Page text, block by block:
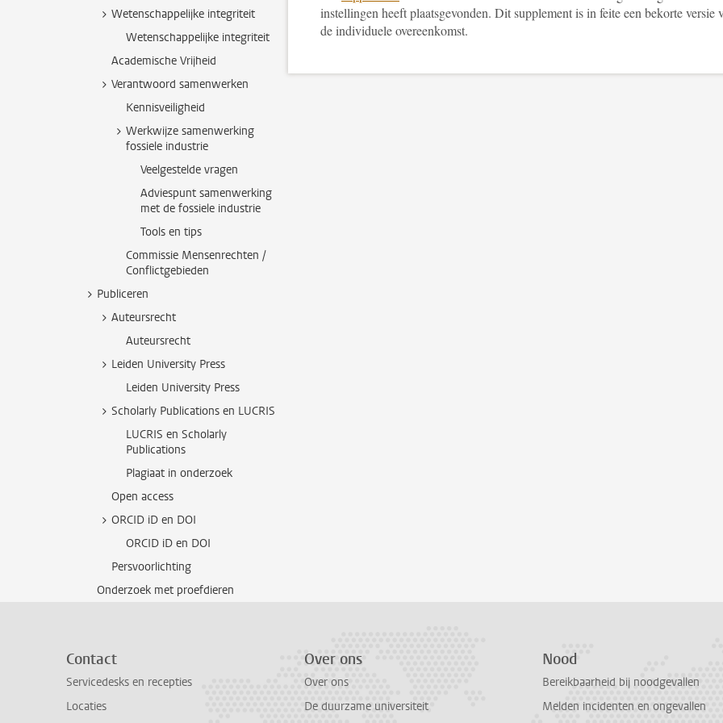
Wetenschappelijke integriteit
Wetenschappelijke integriteit
Academische Vrijheid
Verantwoord samenwerken
Kennisveiligheid
Werkwijze samenwerking
fossiele industrie
Veelgestelde vragen
Adviespunt samenwerking
met de fossiele industrie
Tools en tips
Commissie Mensenrechten /
Conflictgebieden
Publiceren
Auteursrecht
Auteursrecht
Leiden University Press
Leiden University Press
Scholarly Publications en LUCRIS
LUCRIS en Scholarly
Publications
Plagiaat in onderzoek
Open access
ORCID iD en DOI
ORCID iD en DOI
Persvoorlichting
Onderzoek met proefdieren
instellingen heeft plaatsgevonden. Dit supplement is in feite een bekorte versie
de individuele overeenkomst.
Contact
Servicedesks en recepties
Locaties
Over ons
Over ons
De duurzame universiteit
Nood
Bereikbaarheid bij noodgevallen
Melden incidenten en ongevallen